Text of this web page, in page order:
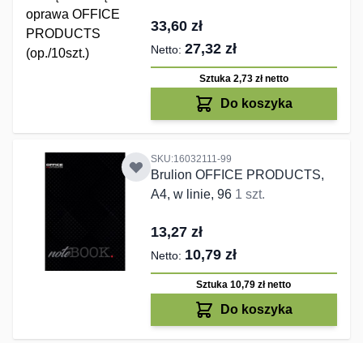
33,60 zł
27,32 zł
Sztuka 2,73 złnetto
Do koszyka
SKU:16032111-99
Brulion OFFICE PRODUCTS,
A4, w linie, 96 1 szt.
13,27 zł
10,79 zł
Sztuka 10,79 złnetto
Do koszyka